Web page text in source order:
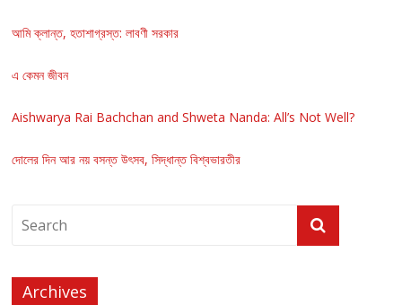
আমি ক্লান্ত, হতাশাগ্রস্ত: লাবণী সরকার
এ কেমন জীবন
Aishwarya Rai Bachchan and Shweta Nanda: All’s Not Well?
দোলের দিন আর নয় বসন্ত উৎসব, সিদ্ধান্ত বিশ্বভারতীর
Archives